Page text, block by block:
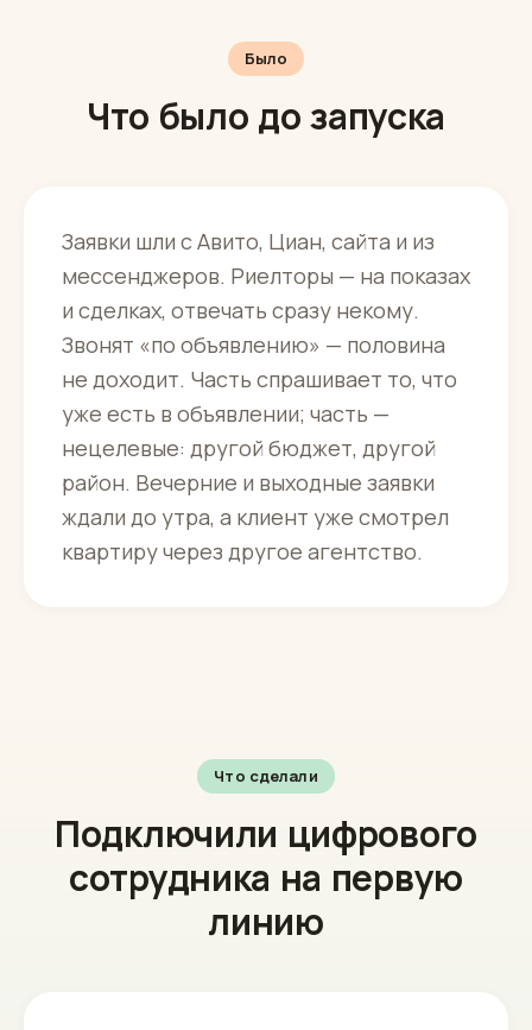
Было
Что было до запуска
Заявки шли с Авито, Циан, сайта и из
мессенджеров. Риелторы — на показах
и сделках, отвечать сразу некому.
Звонят «по объявлению» — половина
не доходит. Часть спрашивает то, что
уже есть в объявлении; часть —
нецелевые: другой бюджет, другой
район. Вечерние и выходные заявки
ждали до утра, а клиент уже смотрел
квартиру через другое агентство.
Что сделали
Подключили цифрового
сотрудника на первую
линию